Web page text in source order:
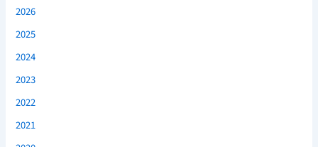
2026
2025
2024
2023
2022
2021